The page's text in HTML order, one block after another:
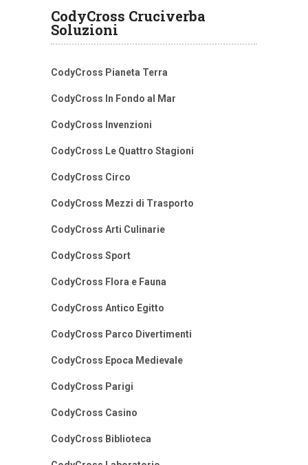
CodyCross Cruciverba
Soluzioni
CodyCross Pianeta Terra
CodyCross In Fondo al Mar
CodyCross Invenzioni
CodyCross Le Quattro Stagioni
CodyCross Circo
CodyCross Mezzi di Trasporto
CodyCross Arti Culinarie
CodyCross Sport
CodyCross Flora e Fauna
CodyCross Antico Egitto
CodyCross Parco Divertimenti
CodyCross Epoca Medievale
CodyCross Parigi
CodyCross Casino
CodyCross Biblioteca